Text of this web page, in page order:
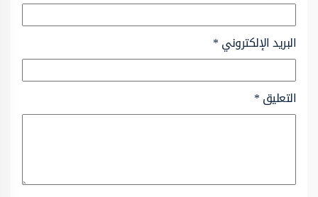
البريد الإلكتروني*
التعليق*